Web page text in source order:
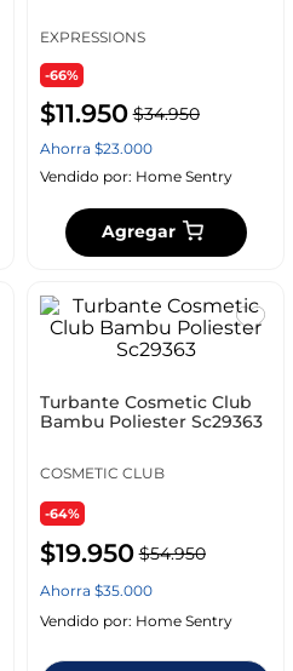
EXPRESSIONS
-66%
$11.950 $34.950
Ahorra $23.000
Vendido por: Home Sentry
Agregar
Turbante Cosmetic Club
Bambu Poliester Sc29363
COSMETIC CLUB
-64%
$19.950 $54.950
Ahorra $35.000
Vendido por: Home Sentry